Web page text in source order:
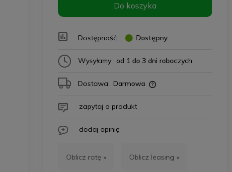
Do koszyka
Dostępność: Dostępny
Wysyłamy: od 1 do 3 dni roboczych
Dostawa: Darmowa
zapytaj o produkt
dodaj opinię
Oblicz ratę » Oblicz leasing »